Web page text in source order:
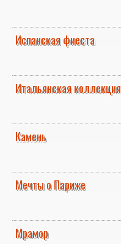
Испанская фиеста
Итальянская коллекция
Камень
Мечты о Париже
Мрамор